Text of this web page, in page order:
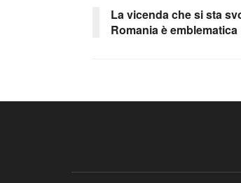
La vicenda che si sta
Romania è emblematica